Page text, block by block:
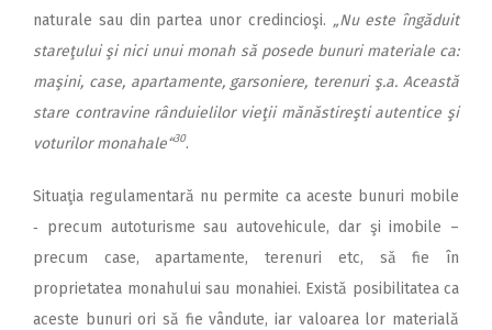
naturale sau din partea unor credincioşi. „Nu este îngăduit
stareţului şi nici unui monah să posede bunuri materiale ca:
maşini, case, apartamente, garsoniere, terenuri ş.a. Această
stare contravine rânduielilor vieţii mănăstireşti autentice şi
voturilor monahale“30.
Situaţia regulamentară nu per­­mite ca aceste bunuri mobile
‑ precum autoturisme sau autovehicule, dar şi imobile –
precum case, apartamente, terenuri etc, să fie în
proprietatea monahului sau monahiei. Există posibilitatea ca
aceste bunuri ori să fie vândute, iar valoarea lor materială